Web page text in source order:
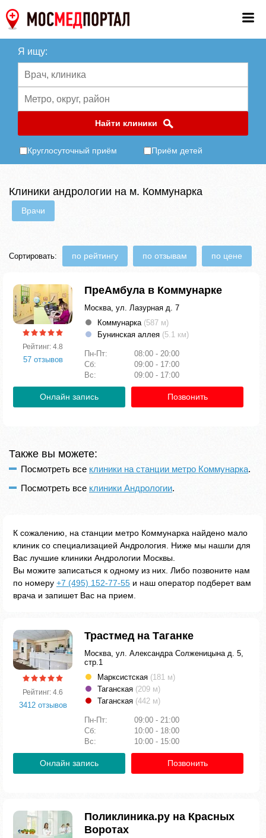
Я ищу:
Найти клиники
Круглосуточный приём Приём детей
Клиники андрологии на м. Коммунарка
Врачи
Сортировать: по рейтингу по отзывам по цене
Рейтинг: 4.8
57 отзывов
ПреАмбула в Коммунарке
Москва, ул. Лазурная д. 7
Коммунарка (587 м)
Бунинская аллея (5.1 км)
Пн-Пт:
08:00 - 20:00
Сб:
09:00 - 17:00
Вс:
09:00 - 17:00
Онлайн запись Позвонить
Также вы можете:
Посмотреть все клиники на станции метро Коммунарка.
Посмотреть все клиники Андрологии.
К сожалению, на станции метро Коммунарка найдено мало
клиник со специализацией Андрология. Ниже мы нашли для
Вас лучшие клиники Андрологии Москвы.
Вы можите записаться к одному из них. Либо позвоните нам
по номеру +7 (495) 152-77-55 и наш оператор подберет вам
врача и запишет Вас на прием.
Рейтинг: 4.6
3412 отзывов
Трастмед на Таганке
Москва, ул. Александра Солженицына д. 5,
стр.1
Марксистская (181 м)
Таганская (209 м)
Таганская (442 м)
Пн-Пт:
09:00 - 21:00
Сб:
10:00 - 18:00
Вс:
10:00 - 15:00
Онлайн запись Позвонить
Поликлиника.ру на Красных
Воротах